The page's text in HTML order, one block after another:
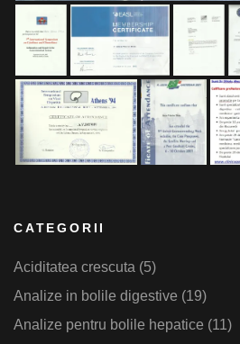
CATEGORII
Aciditatea crescuta (5)
Analize in bolile digestive (19)
Analize pentru bolile hepatice (11)